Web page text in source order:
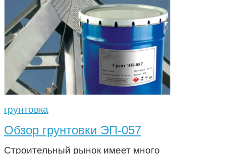
грунтовка
Обзор грунтовки ЭП-057
Строительный рынок имеет много